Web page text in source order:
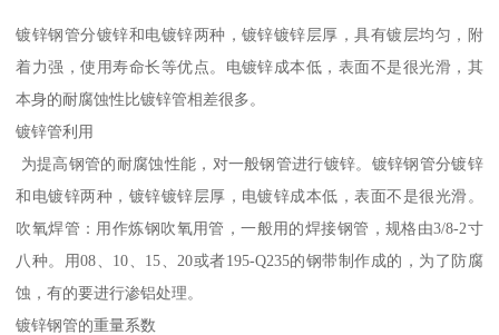
镀锌钢管分镀锌和电镀锌两种，镀锌镀锌层厚，具有镀层均匀，附
着力强，使用寿命长等优点。电镀锌成本低，表面不是很光滑，其
本身的耐腐蚀性比镀锌管相差很多。
镀锌管利用
为提高钢管的耐腐蚀性能，对一般钢管进行镀锌。镀锌钢管分镀锌
和电镀锌两种，镀锌镀锌层厚，电镀锌成本低，表面不是很光滑。
吹氧焊管：用作炼钢吹氧用管，一般用的焊接钢管，规格由3/8-2寸
八种。用08、10、15、20或者195-Q235的钢带制作成的，为了防腐
蚀，有的要进行渗铝处理。
镀锌钢管的重量系数